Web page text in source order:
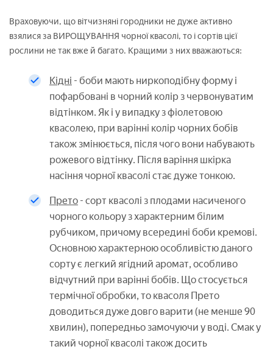
Враховуючи, що вітчизняні городники не дуже активно
взялися за ВИРОЩУВАННЯ чорної квасолі, то і сортів цієї
рослини не так вже й багато. Кращими з них вважаються:
Кідні - боби мають ниркоподібну форму і
пофарбовані в чорний колір з червонуватим
відтінком. Як і у випадку з фіолетовою
квасолею, при варінні колір чорних бобів
також змінюється, після чого вони набувають
рожевого відтінку. Після варіння шкірка
насіння чорної квасолі стає дуже тонкою.
Прето - сорт квасолі з плодами насиченого
чорного кольору з характерним білим
рубчиком, причому всередині боби кремові.
Основною характерною особливістю даного
сорту є легкий ягідний аромат, особливо
відчутний при варінні бобів. Що стосується
термічної обробки, то квасоля Прето
доводиться дуже довго варити (не менше 90
хвилин), попередньо замочуючи у воді. Смак у
такий чорної квасолі також досить